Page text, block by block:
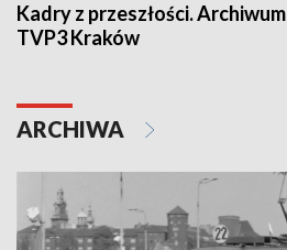
Kadry z przeszłości. Archiwum
TVP3 Kraków
ARCHIWA